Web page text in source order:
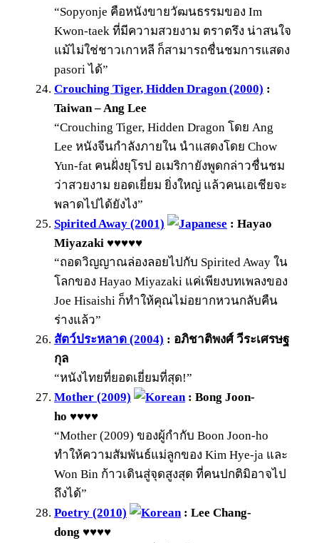
“Sopyonje คือหนังขายวัฒนธรรมของ Im
Kwon-taek ที่มีความสวยงาม ตราตรึง น่าสนใจ
แม้ไม่ใช่ชาวเกาหลี ก็สามารถชื่นชมการแสดง
pasori ได้”
Crouching Tiger, Hidden Dragon (2000) :
Taiwan – Ang Lee
“Crouching Tiger, Hidden Dragon โดย Ang
Lee หนังจีนกำลังภายใน นำแสดงโดย Chow
Yun-fat คนฝั่งยุโรป อเมริกายังพูดกล่าวชื่นชม
ว่าสวยงาม ยอดเยี่ยม ยิ่งใหญ่ แล้วคนเอเชียจะ
พลาดไปได้ยังไง”
Spirited Away (2001)
: Hayao
Miyazaki ♥♥♥♥♥
“ถอดวิญญาณล่องลอยไปกับ Spirited Away ใน
โลกของ Hayao Miyazaki แค่เพียงบทเพลงของ
Joe Hisaishi ก็ทำให้คุณไม่อยากหวนกลับคืน
ร่างแล้ว”
สัตว์ประหลาด (2004) : อภิชาติพงศ์ วีระเศรษฐ
กุล
“หนังไทยที่ยอดเยี่ยมที่สุด!”
Mother (2009)
: Bong Joon-
ho ♥♥♥♥
“Mother (2009) ของผู้กำกับ Boon Joon-ho
ทำให้ความสัมพันธ์แม่ลูกของ Kim Hye-ja และ
Won Bin ก้าวเดินสู่จุดสูงสุด ที่คนปกติมิอาจไป
ถึงได้”
Poetry (2010)
: Lee Chang-
dong ♥♥♥♥